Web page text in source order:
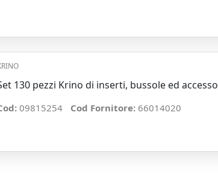
130 pezzi Krino di inserti, bussole ed
09815254 Cod Fornitore: 66014020